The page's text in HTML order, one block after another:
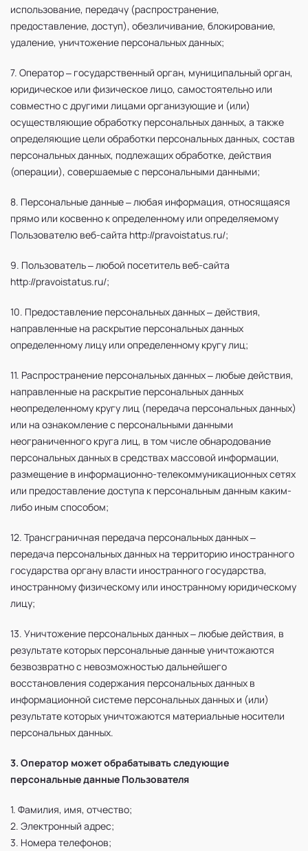
использование, передачу (распространение,
предоставление, доступ), обезличивание, блокирование,
удаление, уничтожение персональных данных;
7. Оператор – государственный орган, муниципальный орган,
юридическое или физическое лицо, самостоятельно или
совместно с другими лицами организующие и (или)
осуществляющие обработку персональных данных, а также
определяющие цели обработки персональных данных, состав
персональных данных, подлежащих обработке, действия
(операции), совершаемые с персональными данными;
8. Персональные данные – любая информация, относящаяся
прямо или косвенно к определенному или определяемому
Пользователю веб-сайта http://pravoistatus.ru/;
9. Пользователь – любой посетитель веб-сайта
http://pravoistatus.ru/;
10. Предоставление персональных данных – действия,
направленные на раскрытие персональных данных
определенному лицу или определенному кругу лиц;
11. Распространение персональных данных – любые действия,
направленные на раскрытие персональных данных
неопределенному кругу лиц (передача персональных данных)
или на ознакомление с персональными данными
неограниченного круга лиц, в том числе обнародование
персональных данных в средствах массовой информации,
размещение в информационно-телекоммуникационных сетях
или предоставление доступа к персональным данным каким-
либо иным способом;
12. Трансграничная передача персональных данных –
передача персональных данных на территорию иностранного
государства органу власти иностранного государства,
иностранному физическому или иностранному юридическому
лицу;
13. Уничтожение персональных данных – любые действия, в
результате которых персональные данные уничтожаются
безвозвратно с невозможностью дальнейшего
восстановления содержания персональных данных в
информационной системе персональных данных и (или)
результате которых уничтожаются материальные носители
персональных данных.
3. Оператор может обрабатывать следующие
персональные данные Пользователя
1. Фамилия, имя, отчество;
2. Электронный адрес;
3. Номера телефонов;